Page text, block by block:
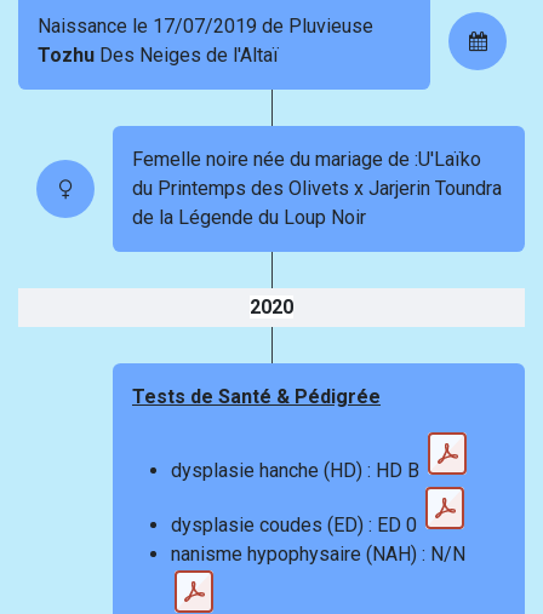
Naissance le 17/07/2019 de Pluvieuse
Tozhu Des Neiges de l'Altaï
Femelle noire née du mariage de :U'Laïko
du Printemps des Olivets x Jarjerin Toundra
de la Légende du Loup Noir
2020
Tests de Santé & Pédigrée
dysplasie hanche (HD) : HD B
dysplasie coudes (ED) : ED 0
nanisme hypophysaire (NAH) : N/N